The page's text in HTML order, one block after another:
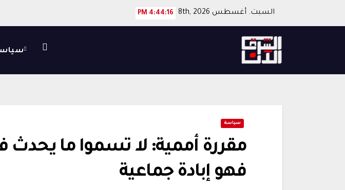
السبت. أغسطس 8th, 2026 4:44:17 PM
سياسة
مقررة أممية: لا تسموا ما يحدث
فهو إبادة جماعية